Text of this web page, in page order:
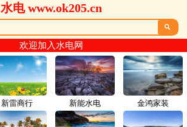
水电 www.ok205.cn

欢迎加入水电网
新雷商行 新能水电 金鸿家装